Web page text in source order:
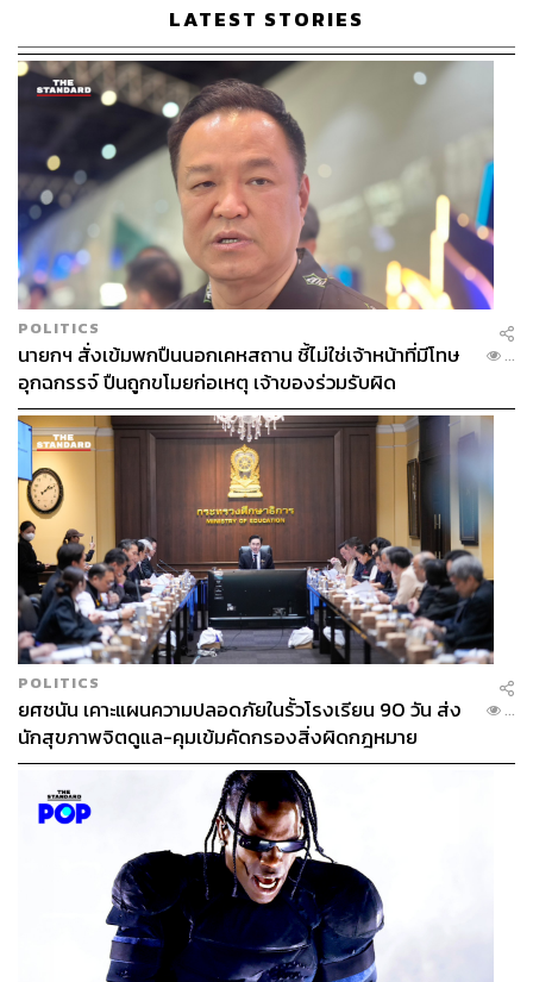
LATEST STORIES
POLITICS
นายกฯ สั่งเข้มพกปืนนอกเคหสถาน ชี้ไม่ใช่เจ้าหน้าที่มีโทษ
อุกฉกรรจ์ ปืนถูกขโมยก่อเหตุ เจ้าของร่วมรับผิด
...
POLITICS
ยศชนัน เคาะแผนความปลอดภัยในรั้วโรงเรียน 90 วัน ส่ง
นักสุขภาพจิตดูแล-คุมเข้มคัดกรองสิ่งผิดกฎหมาย
...